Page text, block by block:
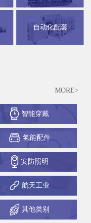
自动化配套
MORE>
智能穿戴
氢能配件
安防照明
航天工业
其他类别